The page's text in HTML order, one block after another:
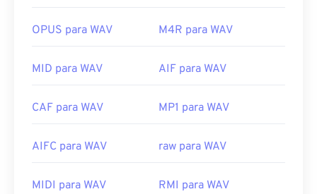
OPUS para WAV M4R para WAV
MID para WAV AIF para WAV
CAF para WAV MP1 para WAV
AIFC para WAV raw para WAV
MIDI para WAV RMI para WAV